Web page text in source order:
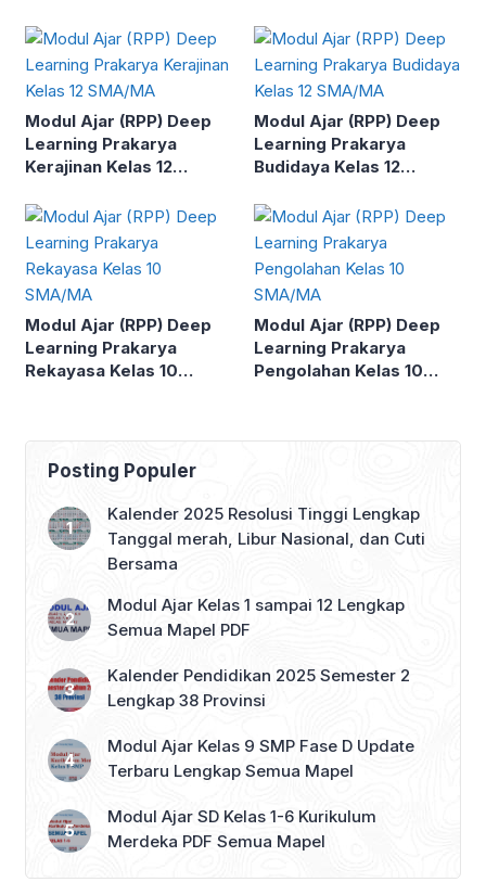
Modul Ajar (RPP) Deep
Learning Prakarya
Kerajinan Kelas 12
Modul Ajar (RPP) Deep
Learning Prakarya
Budidaya Kelas 12
Modul Ajar (RPP) Deep
Learning Prakarya
Rekayasa Kelas 10
Modul Ajar (RPP) Deep
Learning Prakarya
Pengolahan Kelas 10
Posting Populer
Kalender 2025 Resolusi Tinggi Lengkap
Tanggal merah, Libur Nasional, dan Cuti
Bersama
Modul Ajar Kelas 1 sampai 12 Lengkap
Semua Mapel PDF
Kalender Pendidikan 2025 Semester 2
Lengkap 38 Provinsi
Modul Ajar Kelas 9 SMP Fase D Update
Terbaru Lengkap Semua Mapel
Modul Ajar SD Kelas 1-6 Kurikulum
Merdeka PDF Semua Mapel